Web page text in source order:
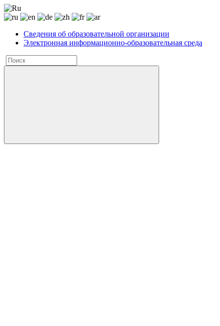
Сведения об образовательной организации
Электронная информационно-образовательная среда